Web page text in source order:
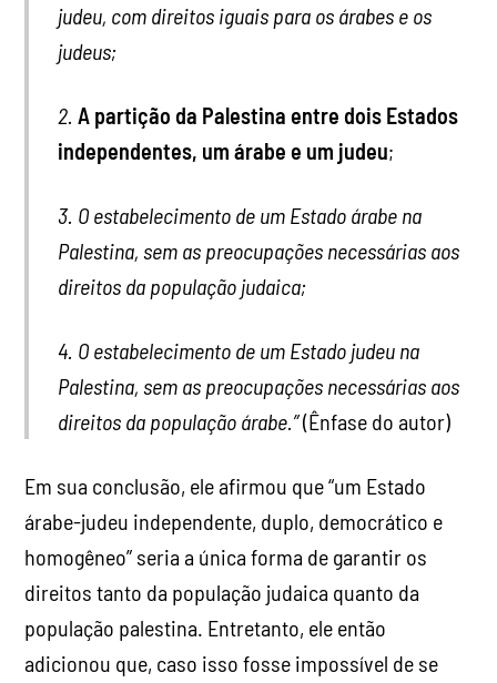
judeu, com direitos iguais para os árabes e os
judeus;
2. A partição da Palestina entre dois Estados
independentes, um árabe e um judeu;
3. O estabelecimento de um Estado árabe na
Palestina, sem as preocupações necessárias aos
direitos da população judaica;
4. O estabelecimento de um Estado judeu na
Palestina, sem as preocupações necessárias aos
direitos da população árabe.”(Ênfase do autor)
Em sua conclusão, ele afirmou que “um Estado
árabe-judeu independente, duplo, democrático e
homogêneo” seria a única forma de garantir os
direitos tanto da população judaica quanto da
população palestina. Entretanto, ele então
adicionou que, caso isso fosse impossível de se